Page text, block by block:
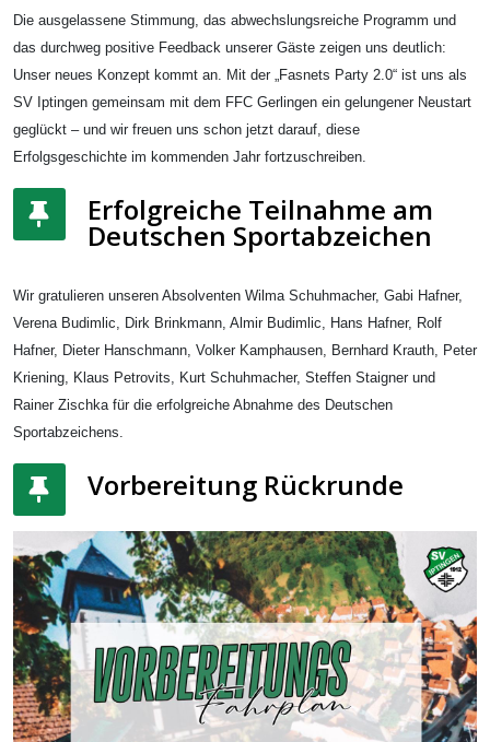
Die ausgelassene Stimmung, das abwechslungsreiche Programm und
das durchweg positive Feedback unserer Gäste zeigen uns deutlich:
Unser neues Konzept kommt an. Mit der „Fasnets Party 2.0“ ist uns als
SV Iptingen gemeinsam mit dem FFC Gerlingen ein gelungener Neustart
geglückt – und wir freuen uns schon jetzt darauf, diese
Erfolgsgeschichte im kommenden Jahr fortzuschreiben.
Erfolgreiche Teilnahme am
Deutschen Sportabzeichen
Wir gratulieren unseren Absolventen Wilma Schuhmacher, Gabi Hafner,
Verena Budimlic, Dirk Brinkmann, Almir Budimlic, Hans Hafner, Rolf
Hafner, Dieter Hanschmann, Volker Kamphausen, Bernhard Krauth, Peter
Kriening, Klaus Petrovits, Kurt Schuhmacher, Steffen Staigner und
Rainer Zischka für die erfolgreiche Abnahme des Deutschen
Sportabzeichens.
Vorbereitung Rückrunde